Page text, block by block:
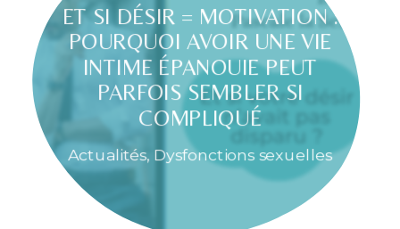
ET SI DÉSIR = MOTIVATION :
POURQUOI AVOIR UNE VIE
INTIME ÉPANOUIE PEUT
PARFOIS SEMBLER SI
COMPLIQUÉ
Actualités, Dysfonctions sexuelles